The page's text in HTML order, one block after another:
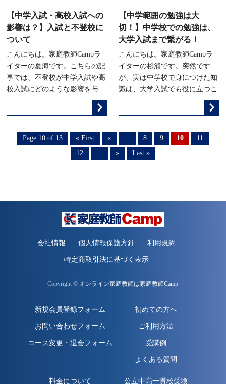
【中学入試・高校入試への
影響は？】入試と不登校に
ついて
こんにちは。家庭教師Campラ
イターの夏海です。こちらの記
事では、不登校が中学入試や高
校入試にどのような影響を与
【中学範囲の勉強は大
切！】中学校での勉強は、
大学入試まで繋がる！
こんにちは。家庭教師Campラ
イターの杉浦です。突然です
が、実は中学校で身につけた知
識は、大学入試でも役に立つこ
Page 10 of 13 « First « ... 8 9 10
11
12
... » Last »
会社情報 個人情報保護方針 利用規約
特定商取引法に基づく表示
Copyright © オンライン家庭教師は家庭教師Camp
新規会員登録フォーム
お問い合わせフォーム
コース変更・退会フォーム
初めての方へ
ご利用方法
受講例
よくある質問
料金について 公立中高一貫校受験